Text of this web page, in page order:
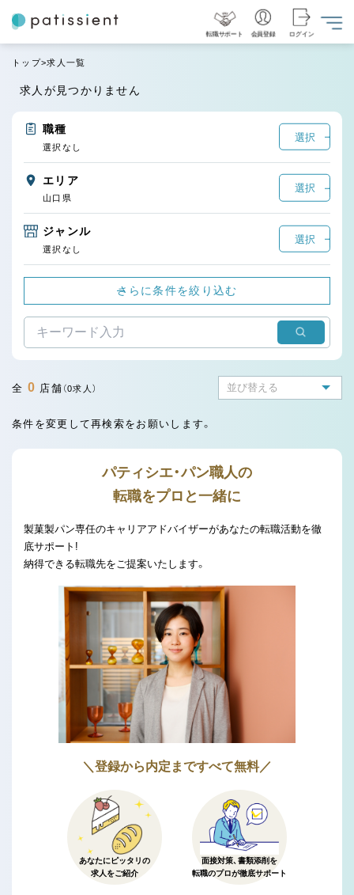
転職サポート 会員登録 ログイン
トップ 求人一覧
求人が見つかりません
職種
選択
選択なし
エリア
選択
山口県
ジャンル
選択
選択なし
さらに条件を絞り込む
全 0 店舗 （0求人）
条件を変更して再検索をお願いします。
パティシエ・パン職人の
転職をプロと一緒に
製菓製パン専任のキャリアアドバイザーがあなたの転職活動を徹
底サポート!
納得できる転職先をご提案いたします。
＼登録から内定まですべて無料／
あなたにピッタリの
求人をご紹介
面接対策、書類添削を
転職のプロが徹底サポート